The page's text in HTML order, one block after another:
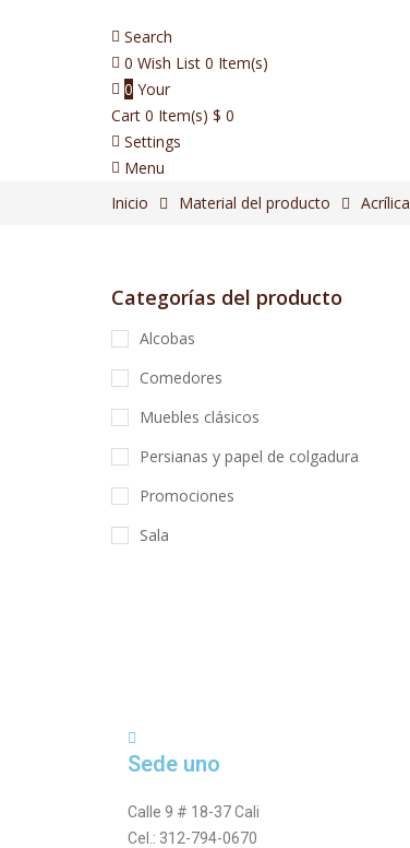
Search
0 Wish List 0 Item(s)
0 Your
Cart 0 Item(s) $ 0
Settings
Menu
Inicio
Material del producto Acrílica
Categorías del producto
Alcobas
Comedores
Muebles clásicos
Persianas y papel de colgadura
Promociones
Sala
Sede uno
Calle 9 # 18-37 Cali
Cel.: 312-794-0670